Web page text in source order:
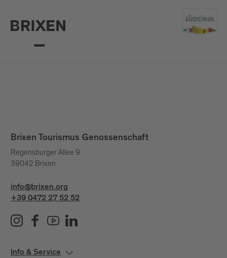
Brixen Tourismus Genossenschaft
Regensburger Allee 9
39042 Brixen
info@brixen.org
+39 0472 27 52 52
Info & Service